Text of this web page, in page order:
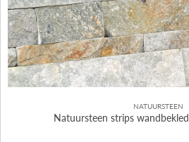
NATUURSTEEN
Natuursteen strips